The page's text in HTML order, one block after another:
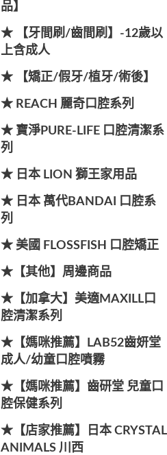
品】
★ 【牙間刷/齒間刷】-12歲以
上含成人
★ 【矯正/假牙/植牙/術後】
★ REACH 麗奇口腔系列
★ 寶淨PURE-LIFE 口腔清潔系
列
★ 日本 LION 獅王家用品
★ 日本 萬代BANDAI 口腔系
列
★ 美國 FLOSSFISH 口腔矯正
★【其他】周邊商品
★【加拿大】美適MAXILL口
腔清潔系列
★【媽咪推薦】LAB52齒妍堂
成人/幼童口腔噴霧
★【媽咪推薦】齒研堂 兒童口
腔保健系列
★【店家推薦】日本 CRYSTAL
ANIMALS 川西